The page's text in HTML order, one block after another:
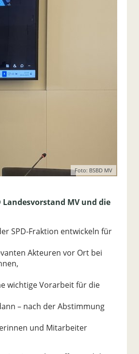
Foto: BSBD MV
Landesvorstand MV und die
SPD-Fraktion entwickeln für
Akteuren vor Ort bei
wichtige Vorarbeit für die
– nach der Abstimmung
und Mitarbeiter